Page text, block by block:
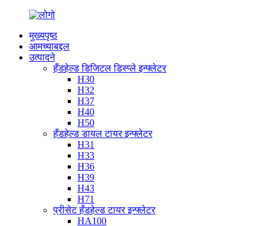
मुख्यपृष्ठ
आमच्याबद्दल
उत्पादने
हँडहेल्ड डिजिटल डिस्प्ले इन्फ्लेटर
H30
H32
H37
H40
H50
हँडहेल्ड डायल टायर इन्फ्लेटर
H31
H33
H36
H39
H43
H71
प्रीसेट हँडहेल्ड टायर इन्फ्लेटर
HA100